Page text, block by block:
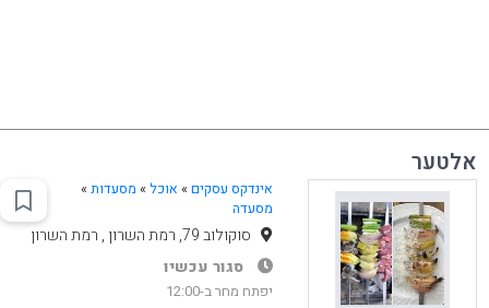
אלטער
אינדקס עסקים » אוכל» מסעדות»
מסעדה
סוקולוב 79, רמת השרון , רמת השרון
סגור עכשיו
יפתח מחר ב-12:00